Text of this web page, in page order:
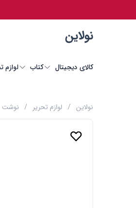
نولاین
کالای دیجیتال کتاب لوازم
نولاین / لوازم تحریر / نوشت